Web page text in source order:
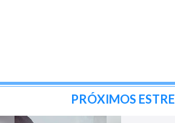
PRÓXIMOS